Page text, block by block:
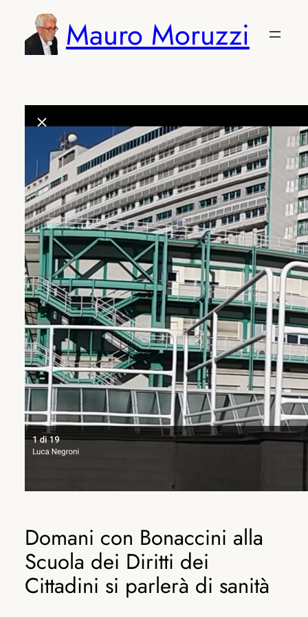
contenuto
Mauro Moruzzi
Domani con Bonaccini alla
Scuola dei Diritti dei
Cittadini si parlerà di sanità